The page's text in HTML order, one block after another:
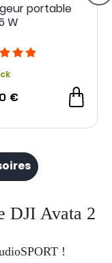
portable
W
€
DJI Avata 2
!